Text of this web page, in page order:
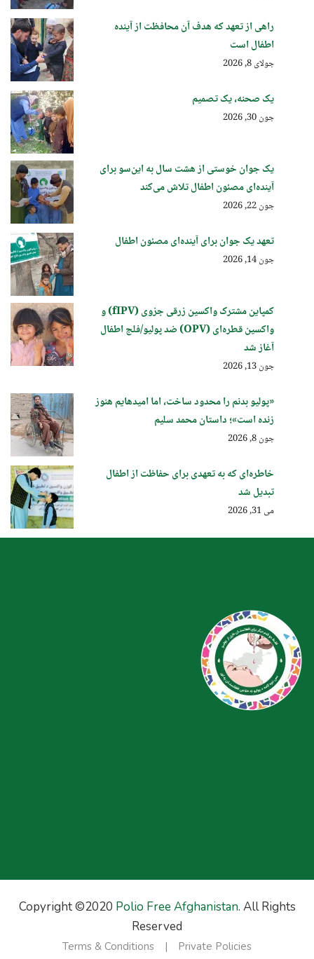
راهی از تعهد که هدف آن محافظت از آینده
اطفال است
جولای 8, 2026
یک صحنه، یک تصمیم
جون 30, 2026
یک جوان خوستی از هشت سال به این‌سو برای
آینده‌ای مصئون اطفال تلاش می‌کند
جون 22, 2026
تعهد یک جوان برای آینده‌ای مصئون اطفال
جون 14, 2026
کمپاین مشترک واکسین زرقی جزوی (fIPV) و
واکسین قطره‌ای (OPV) ضد پولیو/فلج اطفال
آغاز شد
جون 13, 2026
«پولیو بدنم را محدود ساخت، اما امیدهایم هنوز
زنده است»؛ داستان محمد سلیم
جون 8, 2026
خاطره‌ای که به تعهدی برای حفاظت از اطفال
تبدیل شد
می 31, 2026
Copyright ©2020 Polio Free Afghanistan. All Rights
Reserved
Private Policies
Terms & Conditions